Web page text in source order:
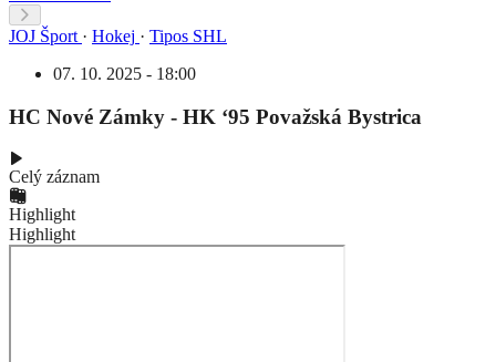
JOJ Šport · Hokej · Tipos SHL
07. 10. 2025 - 18:00
HC Nové Zámky - HK ‘95 Považská Bystrica
Celý záznam
Highlight
Highlight